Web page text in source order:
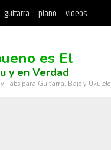
guitarra piano videos
es El
y en Verdad
y Tabs para Guitarra, Bajo y Ukulele